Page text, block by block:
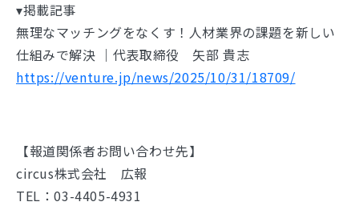
▾掲載記事
無理なマッチングをなくす！人材業界の課題を新しい
仕組みで解決 ｜代表取締役 矢部 貴志
https://venture.jp/news/2025/10/31/18709/
【報道関係者お問い合わせ先】
circus株式会社 広報
TEL：03-4405-4931